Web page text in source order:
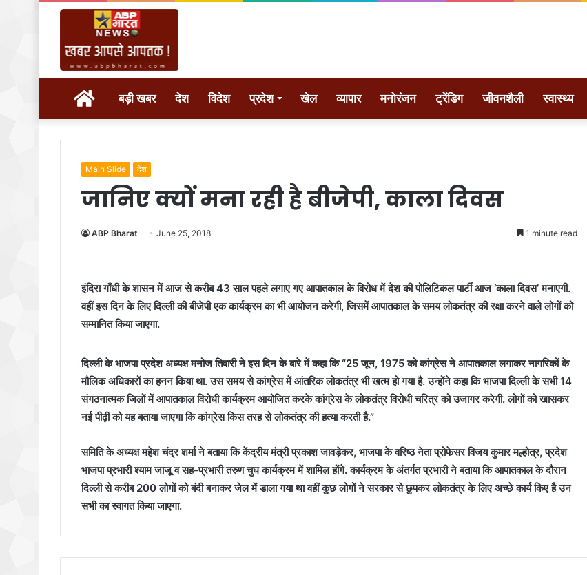
होम बड़ी खबर देश विदेश प्रदेश खेल व्यापार मनोरंजन ट्रेंडिग जीवनशैली स्वास्थ्य
Main Slide देश
जानिए क्यों मना रही है बीजेपी, काला दिवस
ABP Bharat June 25, 2018 1 minute read
इंदिरा गाँधी के शासन में आज से करीब 43 साल पहले लगाए गए आपातकाल के विरोध में देश की पोलिटिकल पार्टी आज ‘काला दिवस’ मनाएगी.
वहीं इस दिन के लिए दिल्ली की बीजेपी एक कार्यक्रम का भी आयोजन करेगी, जिसमें आपातकाल के समय लोकतंत्र की रक्षा करने वाले लोगों को
सम्मानित किया जाएगा.
दिल्ली के भाजपा प्रदेश अध्यक्ष मनोज तिवारी ने इस दिन के बारे में कहा कि “25 जून, 1975 को कांग्रेस ने आपातकाल लगाकर नागरिकों के
मौलिक अधिकारों का हनन किया था. उस समय से कांग्रेस में आंतरिक लोकतंत्र भी खत्म हो गया है. उन्होंने कहा कि भाजपा दिल्ली के सभी 14
संगठनात्मक जिलों में आपातकाल विरोधी कार्यक्रम आयोजित करके कांग्रेस के लोकतंत्र विरोधी चरित्र को उजागर करेगी. लोगों को खासकर
नई पीढ़ी को यह बताया जाएगा कि कांग्रेस किस तरह से लोकतंत्र की हत्या करती है.”
समिति के अध्यक्ष महेश चंद्र शर्मा ने बताया कि केंद्रीय मंत्री प्रकाश जावड़ेकर, भाजपा के वरिष्ठ नेता प्रोफेसर विजय कुमार मल्होत्र, प्रदेश
भाजपा प्रभारी श्याम जाजू व सह-प्रभारी तरुण चुघ कार्यक्रम में शामिल होंगे. कार्यक्रम के अंतर्गत प्रभारी ने बताया कि आपातकाल के दौरान
दिल्ली से करीब 200 लोगों को बंदी बनाकर जेल में डाला गया था वहीं कुछ लोगों ने सरकार से छुपकर लोकतंत्र के लिए अच्छे कार्य किए है उन
सभी का स्वागत किया जाएगा.